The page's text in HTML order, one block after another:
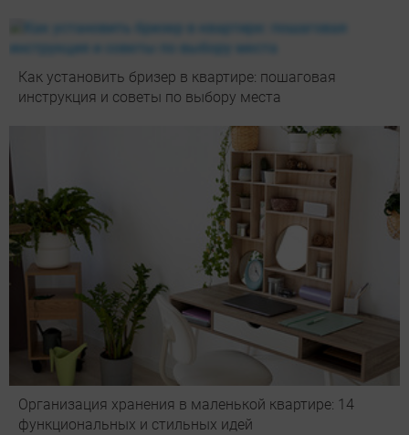
Как установить бризер в квартире: пошаговая
инструкция и советы по выбору места
Организация хранения в маленькой квартире: 14
функциональных и стильных идей